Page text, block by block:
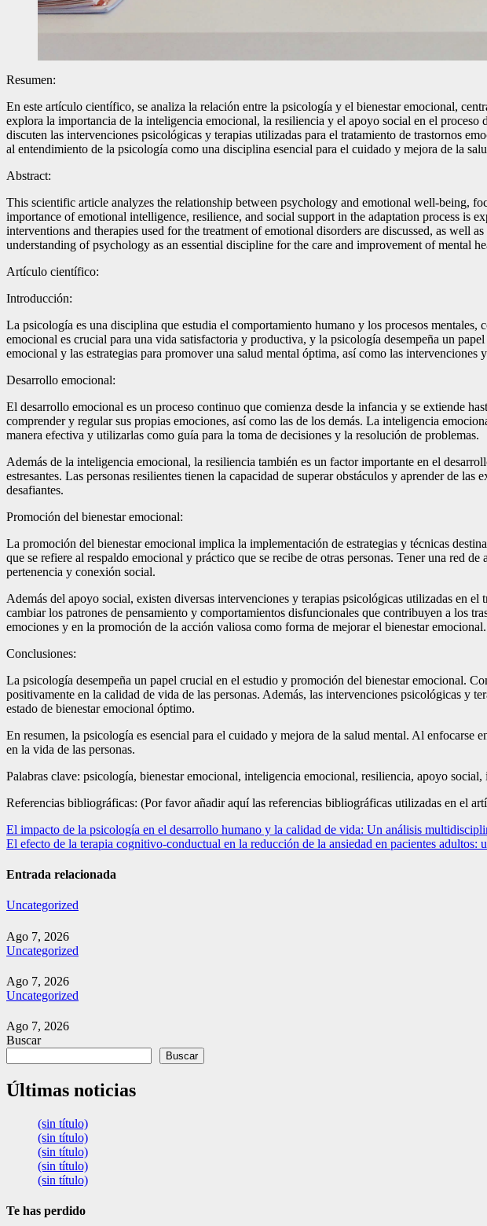
Resumen:
En este artículo científico, se analiza la relación entre la psicología y el bienestar emocional,
explora la importancia de la inteligencia emocional, la resiliencia y el apoyo social en el
discuten las intervenciones psicológicas y terapias utilizadas para el tratamiento de trastornos
al entendimiento de la psicología como una disciplina esencial para el cuidado y mejora de la
Abstract:
This scientific article analyzes the relationship between psychology and emotional well-being,
importance of emotional intelligence, resilience, and social support in the adaptation process
interventions and therapies used for the treatment of emotional disorders are discussed, as
understanding of psychology as an essential discipline for the care and improvement of mental
Artículo científico:
Introducción:
La psicología es una disciplina que estudia el comportamiento humano y los procesos
emocional es crucial para una vida satisfactoria y productiva, y la psicología desempeña un
emocional y las estrategias para promover una salud mental óptima, así como las intervenciones
Desarrollo emocional:
El desarrollo emocional es un proceso continuo que comienza desde la infancia y se extiende
comprender y regular sus propias emociones, así como las de los demás. La inteligencia
manera efectiva y utilizarlas como guía para la toma de decisiones y la resolución de problemas.
Además de la inteligencia emocional, la resiliencia también es un factor importante en el
estresantes. Las personas resilientes tienen la capacidad de superar obstáculos y aprender de
desafiantes.
Promoción del bienestar emocional:
La promoción del bienestar emocional implica la implementación de estrategias y técnicas
que se refiere al respaldo emocional y práctico que se recibe de otras personas. Tener una red
pertenencia y conexión social.
Además del apoyo social, existen diversas intervenciones y terapias psicológicas utilizadas en
cambiar los patrones de pensamiento y comportamientos disfuncionales que contribuyen a los
emociones y en la promoción de la acción valiosa como forma de mejorar el bienestar emocional.
Conclusiones:
La psicología desempeña un papel crucial en el estudio y promoción del bienestar emocional.
positivamente en la calidad de vida de las personas. Además, las intervenciones psicológicas y
estado de bienestar emocional óptimo.
En resumen, la psicología es esencial para el cuidado y mejora de la salud mental. Al
en la vida de las personas.
Palabras clave: psicología, bienestar emocional, inteligencia emocional, resiliencia, apoyo
Referencias bibliográficas: (Por favor añadir aquí las referencias bibliográficas utilizadas en el
Navegación
de
entradas
El impacto de la psicología en el desarrollo humano y la calidad de vida: Un análisis
El efecto de la terapia cognitivo-conductual en la reducción de la ansiedad en pacientes adultos:
Entrada relacionada
Uncategorized
Ago 7, 2026
Uncategorized
Ago 7, 2026
Uncategorized
Ago 7, 2026
Buscar
Buscar
Últimas noticias
(sin título)
(sin título)
(sin título)
(sin título)
(sin título)
Te has perdido